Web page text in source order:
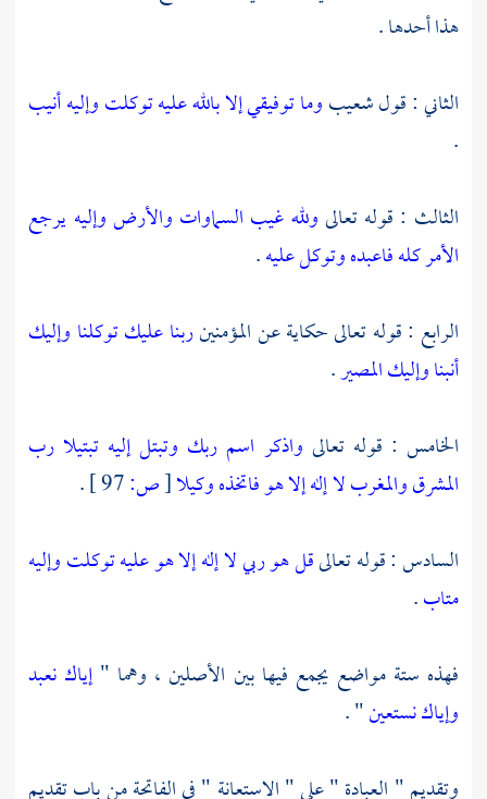
هذا أحدها .
الثاني : قول شعيبوما توفيقي إلا بالله عليه توكلت وإليه أنيب
.
الثالث : قوله تعالىولله غيب السماوات والأرض وإليه يرجع
الأمر كله فاعبده وتوكل عليه.
الرابع : قوله تعالى حكاية عن المؤمنينربنا عليك توكلنا وإليك
أنبنا وإليك المصير.
الخامس : قوله تعالى واذكر اسم ربك وتبتل إليه تبتيلا رب
المشرق والمغرب لا إله إلا هو فاتخذه وكيلا[ص:
.
السادس : قوله تعالىقل هو ربي لا إله إلا هو عليه توكلت وإليه
متاب.
فهذه ستة مواضع يجمع فيها بين الأصلين ، وهما "إياك نعبد
وإياك نستعين" .
وتقديم " العبادة " على " الاستعانة " في الفاتحة من باب تقديم